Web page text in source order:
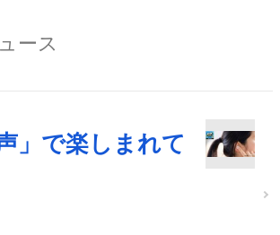
ース
」で楽しまれて